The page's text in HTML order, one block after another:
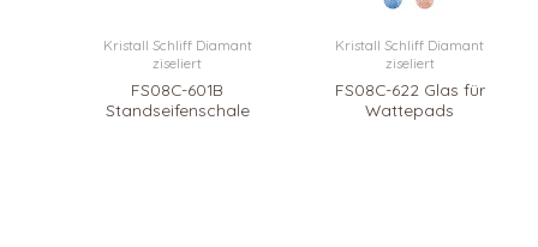
Kristall Schliff Diamant
ziseliert
FS08C-601B
Standseifenschale
Kristall Schliff Diamant
ziseliert
FS08C-622 Glas für
Wattepads